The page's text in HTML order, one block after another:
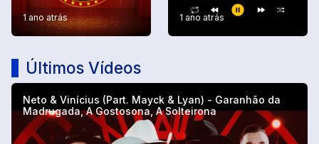
1 ano atrás 1 ano atrás
Últimos Vídeos
Neto & Vinícius (Part. Mayck & Lyan) - Garanhão da
Madrugada, A Gostosona, A Solteirona